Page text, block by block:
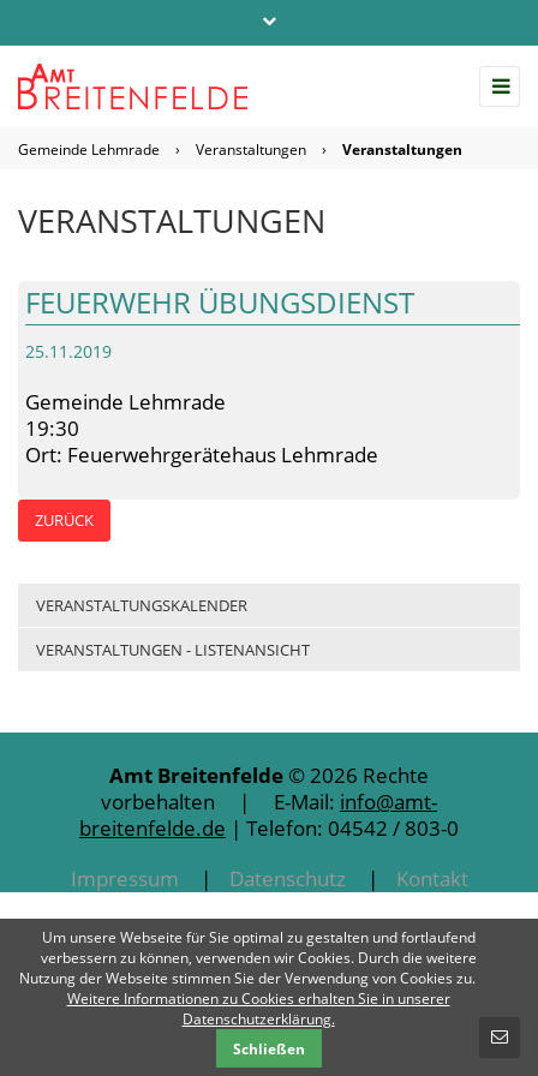
SCHNELLKONTAKT
E-Mail-Nachricht - Amt Breitenfelde
info@amt-breitenfelde.de
Gemeinde Lehmrade › Veranstaltungen › Veranstaltungen
VERANSTALTUNGEN
FEUERWEHR ÜBUNGSDIENST
25.11.2019
Gemeinde Lehmrade
19:30
Ort: Feuerwehrgerätehaus Lehmrade
ZURÜCK
VERANSTALTUNGSKALENDER
VERANSTALTUNGEN - LISTENANSICHT
Amt Breitenfelde © 2026 Rechte
vorbehalten | E-Mail: info@amt-
breitenfelde.de | Telefon: 04542 / 803-0
Impressum
Datenschutz Kontakt
Um unsere Webseite für Sie optimal zu gestalten und fortlaufend
verbessern zu können, verwenden wir Cookies. Durch die weitere
Nutzung der Webseite stimmen Sie der Verwendung von Cookies zu.
Weitere Informationen zu Cookies erhalten Sie in unserer
Datenschutzerklärung.
Schließen